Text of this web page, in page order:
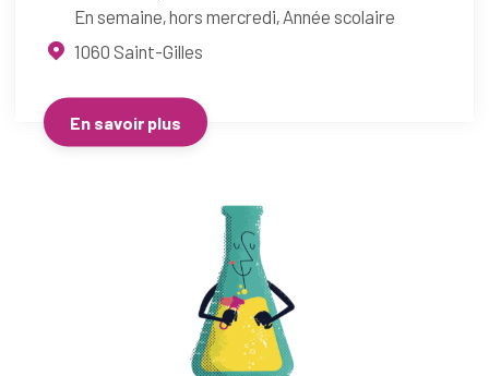
En semaine, hors mercredi Année scolaire
1060 Saint-Gilles
En savoir plus